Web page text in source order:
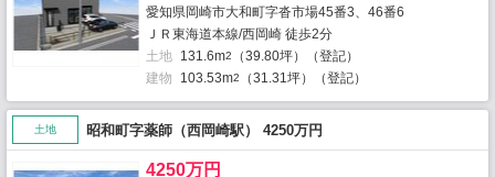
愛知県岡崎市大和町字沓市場45番3、46番6
ＪＲ東海道本線/西岡崎 徒歩2分
土地 131.6m2
（39.80坪）（登記）
建物
103.53m2 （31.31坪）（登記）
土地 昭和町字薬師（西岡崎駅） 4250万円
4250万円